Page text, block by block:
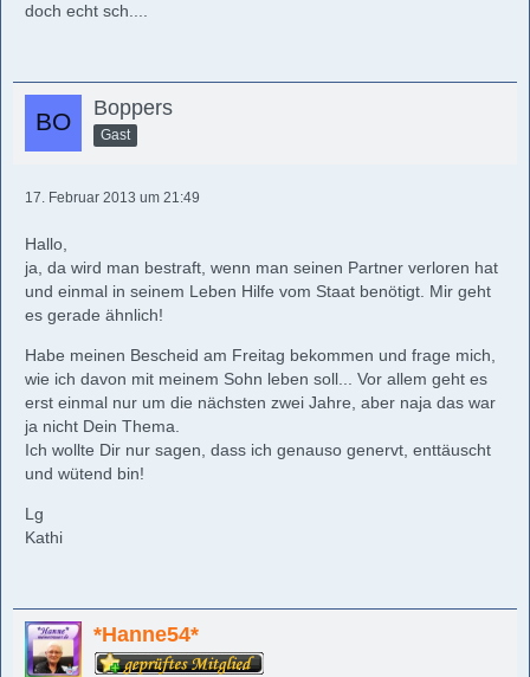
doch echt sch....
Boppers
Gast
17. Februar 2013 um 21:49
Hallo,
ja, da wird man bestraft, wenn man seinen Partner verloren hat
und einmal in seinem Leben Hilfe vom Staat benötigt. Mir geht
es gerade ähnlich!
Habe meinen Bescheid am Freitag bekommen und frage mich,
wie ich davon mit meinem Sohn leben soll... Vor allem geht es
erst einmal nur um die nächsten zwei Jahre, aber naja das war
ja nicht Dein Thema.
Ich wollte Dir nur sagen, dass ich genauso genervt, enttäuscht
und wütend bin!
Lg
Kathi
*Hanne54*